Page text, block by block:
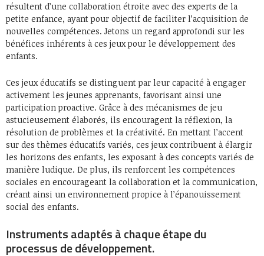
résultent d’une collaboration étroite avec des experts de la
petite enfance, ayant pour objectif de faciliter l’acquisition de
nouvelles compétences. Jetons un regard approfondi sur les
bénéfices inhérents à ces jeux pour le développement des
enfants.
Ces jeux éducatifs se distinguent par leur capacité à engager
activement les jeunes apprenants, favorisant ainsi une
participation proactive. Grâce à des mécanismes de jeu
astucieusement élaborés, ils encouragent la réflexion, la
résolution de problèmes et la créativité. En mettant l’accent
sur des thèmes éducatifs variés, ces jeux contribuent à élargir
les horizons des enfants, les exposant à des concepts variés de
manière ludique. De plus, ils renforcent les compétences
sociales en encourageant la collaboration et la communication,
créant ainsi un environnement propice à l’épanouissement
social des enfants.
Instruments adaptés à chaque étape du
processus de développement.